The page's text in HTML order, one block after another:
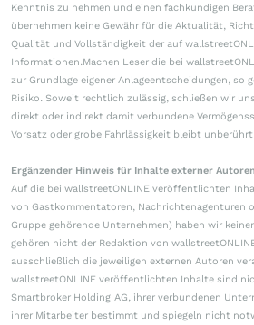
Kenntnis zu nehmen und einen fachkundigen
übernehmen keine Gewähr für die Aktualität,
Qualität und Vollständigkeit der auf
Informationen.Machen Leser die bei
zur Grundlage eigener Anlageentscheidungen, so
Risiko. Soweit rechtlich zulässig, schließen wir
direkt oder indirekt damit verbundene
Vorsatz oder grobe Fahrlässigkeit bleibt
Ergänzender Hinweis für Inhalte externer
Auf die bei wallstreetONLINE veröffentlichten
von Gastkommentatoren, Nachrichtenagenturen
Gruppe gehörende Unternehmen) haben wir
gehören nicht der Redaktion von
ausschließlich die jeweiligen externen Autoren
wallstreetONLINE veröffentlichten Inhalte sind
Smartbroker Holding AG, ihrer verbundenen
ihrer Mitarbeiter bestimmt und spiegeln nicht